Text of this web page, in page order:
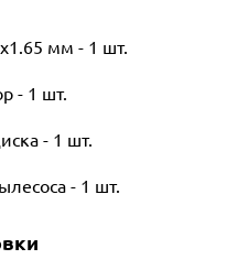
мм - 1 шт.
- 1 шт.
- 1 шт.
- 1 шт.